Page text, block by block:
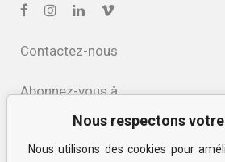
Nous respectons
Nous utilisons des cookies pour
Contactez-nous
Abonnez-vous à
Politique de confidentialité